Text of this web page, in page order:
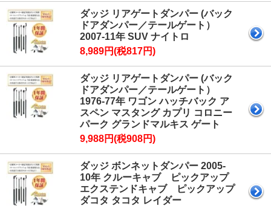
ダッジ リアゲートダンパー (バック
ドアダンパー／テールゲート）
2007-11年 SUV ナイトロ
8,989円(税817円)
ダッジ リアゲートダンパー (バック
ドアダンパー／テールゲート）
1976-77年 ワゴン ハッチバック ア
スペン マスタング カプリ コロニー
パーク グランドマルキス ゲート
9,988円(税908円)
ダッジ ボンネットダンパー 2005-
10年 クルーキャブ ピックアップ
エクステンドキャブ ピックアップ
ダコタ タコタ レイダー